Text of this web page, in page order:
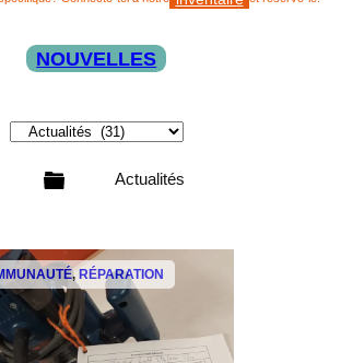
NOUVELLES
r
i
e
s
Actualités
, RÉPARATION